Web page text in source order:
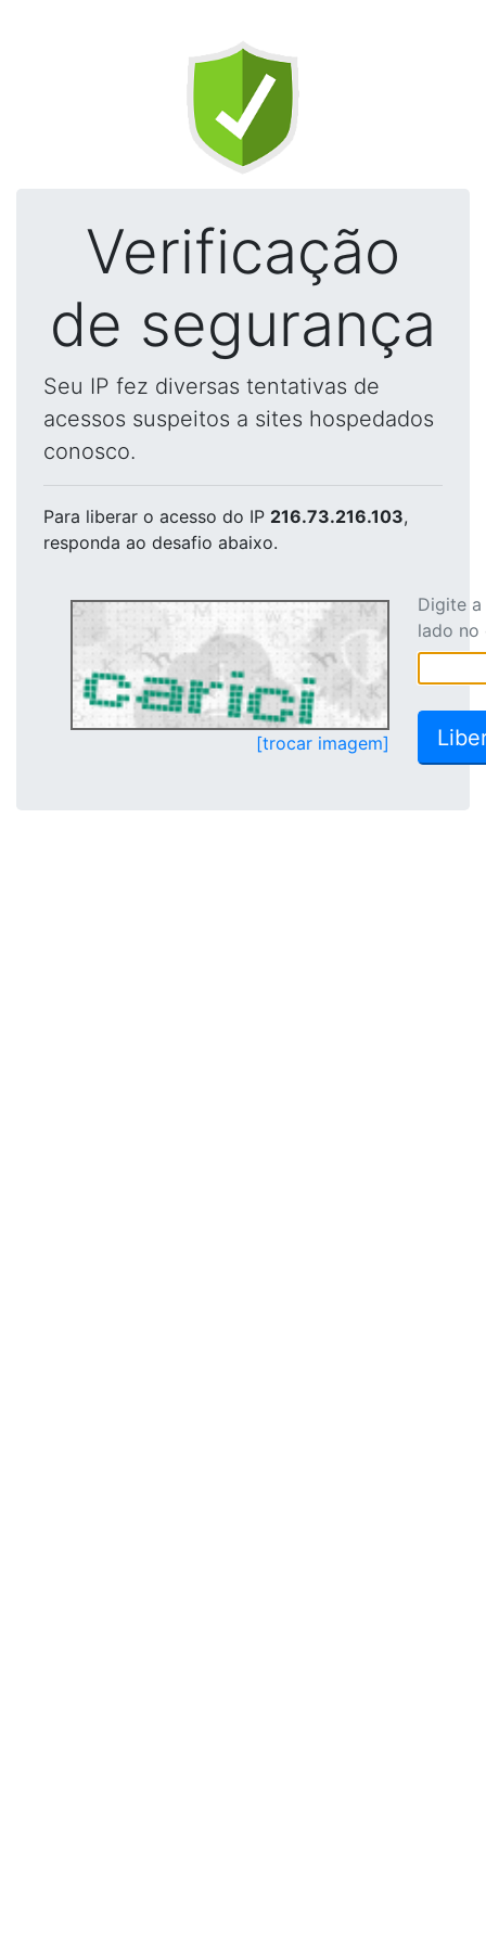
Verificação
de segurança
Seu IP fez diversas tentativas de
acessos suspeitos a sites hospedados
conosco.
Para liberar o acesso do IP 216.73.216.103,
responda ao desafio abaixo.
[trocar imagem]
Digite
lado no